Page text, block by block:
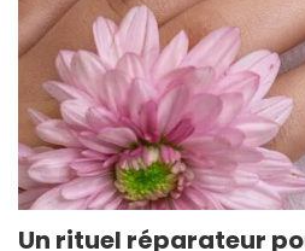
Un rituel réparateur